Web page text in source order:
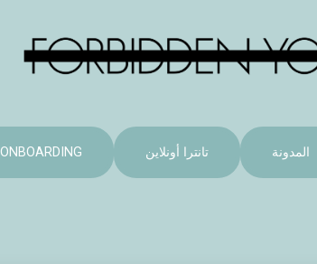
المدونة تانترا أونلاين ONBOARDING